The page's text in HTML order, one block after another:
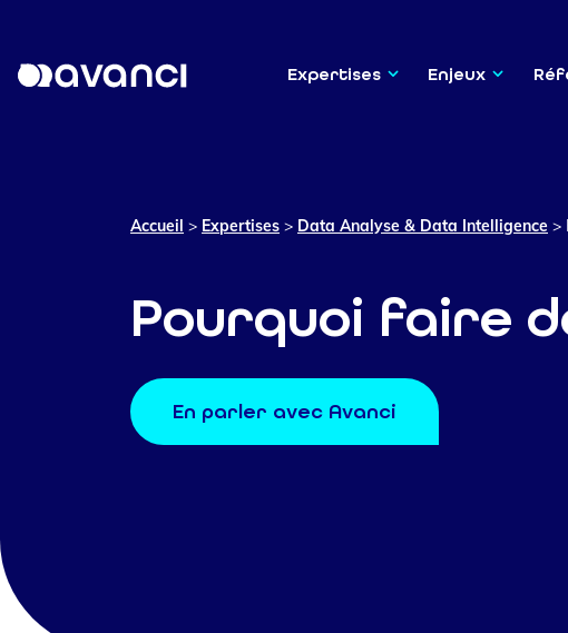
Expertises Enjeux
Accueil > Expertises > Data Analyse & Data Intelligence >
Pourquoi faire
En parler avec Avanci